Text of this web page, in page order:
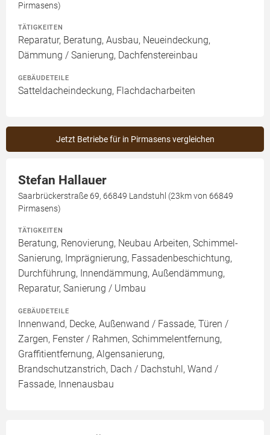
Pirmasens)
TÄTIGKEITEN
Reparatur, Beratung, Ausbau, Neueindeckung,
Dämmung / Sanierung, Dachfenstereinbau
GEBÄUDETEILE
Satteldacheindeckung, Flachdacharbeiten
Jetzt Betriebe für in Pirmasens vergleichen
Stefan Hallauer
Saarbrückerstraße 69, 66849 Landstuhl (23km von 66849
Pirmasens)
TÄTIGKEITEN
Beratung, Renovierung, Neubau Arbeiten, Schimmel-
Sanierung, Imprägnierung, Fassadenbeschichtung,
Durchführung, Innendämmung, Außendämmung,
Reparatur, Sanierung / Umbau
GEBÄUDETEILE
Innenwand, Decke, Außenwand / Fassade, Türen /
Zargen, Fenster / Rahmen, Schimmelentfernung,
Graffitientfernung, Algensanierung,
Brandschutzanstrich, Dach / Dachstuhl, Wand /
Fassade, Innenausbau